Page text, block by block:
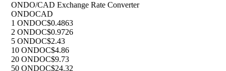
ONDO/CAD Exchange Rate Converter
ONDOCAD
1 ONDOC$0.4863
2 ONDOC$0.9726
5 ONDOC$2.43
10 ONDOC$4.86
20 ONDOC$9.73
50 ONDOC$24.32